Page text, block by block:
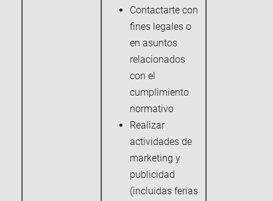
Contactarte con
fines legales o
en asuntos
relacionados
con el
cumplimiento
normativo
Realizar
actividades de
marketing y
publicidad
(incluidas ferias